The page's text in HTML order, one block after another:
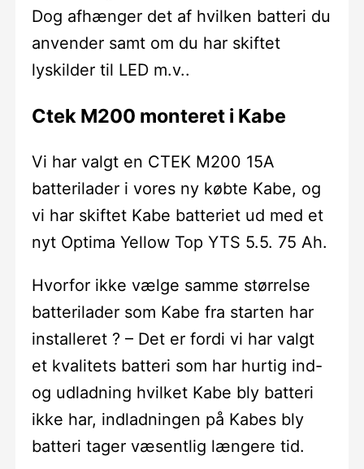
Dog afhænger det af hvilken batteri du
anvender samt om du har skiftet
lyskilder til LED m.v..
Ctek M200 monteret i Kabe
Vi har valgt en CTEK M200 15A
batterilader i vores ny købte Kabe, og
vi har skiftet Kabe batteriet ud med et
nyt Optima Yellow Top YTS 5.5. 75 Ah.
Hvorfor ikke vælge samme størrelse
batterilader som Kabe fra starten har
installeret ? – Det er fordi vi har valgt
et kvalitets batteri som har hurtig ind-
og udladning hvilket Kabe bly batteri
ikke har, indladningen på Kabes bly
batteri tager væsentlig længere tid.